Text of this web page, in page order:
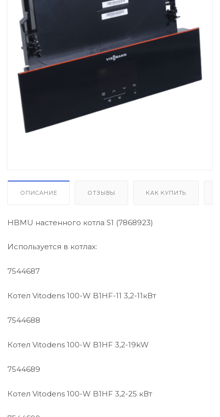
ОПИСАНИЕ ОТЗЫВЫ КАК КУПИТЬ
HBMU настенного котла S1 (7868923)
Используется в котлах:
7544687
Котел Vitodens 100-W B1HF-11 3,2-11кВт
7544688
Котел Vitodens 100-W B1HF 3,2-19kW
7544689
Котел Vitodens 100-W B1HF 3,2-25 кВт
Автоматика розжига, горения /
электроды / горелочные трубы
Электронные платы и провода
Теплоизоляция (изоляционные
панели) камеры сгорания
Прочие компоненты